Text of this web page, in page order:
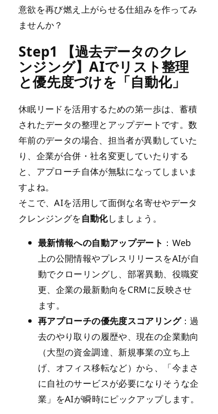
意欲を再び燃え上がらせる仕組みを作ってみ
ませんか？
Step1 【過去データのクレ
ンジング】AIでリスト整理
と優先度づけを「自動化」
休眠リードを活用するための第一歩は、蓄積
されたデータの整理とアップデートです。数
年前のデータの場合、担当者が異動していた
り、企業が合併・社名変更していたりする
と、アプローチ自体が無駄になってしまいま
すよね。
そこで、AIを活用して面倒な名寄せやデータ
クレンジングを 自動化しましょう。
最新情報への自動アップデート ：Web
上の公開情報やプレスリリースをAIが自
動でクローリングし、部署異動、役職変
更、企業の最新動向をCRMに反映させ
ます。
再アプローチの優先度スコアリング：過
去のやり取りの履歴や、現在の企業動向
（大型の資金調達、新規事業の立ち上
げ、オフィス移転など）から、「今まさ
に自社のサービスが必要になりそうな企
業」をAIが瞬時にピックアップします。